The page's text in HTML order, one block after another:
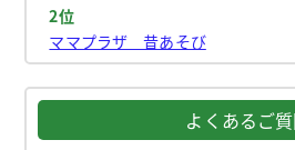
2位
ママプラザ 昔あそび
よくあるご